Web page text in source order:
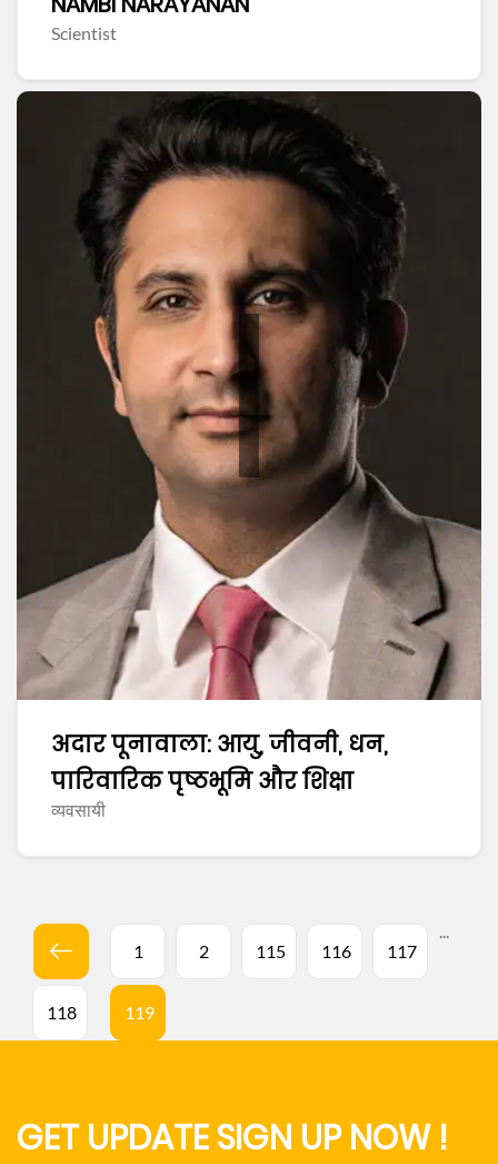
Scientist
अदार पूनावाला: आयु, जीवनी, धन,
पारिवारिक पृष्ठभूमि और शिक्षा
व्यवसायी
1 2
...
115
116 117
118 119
GET UPDATE SIGN UP NOW !